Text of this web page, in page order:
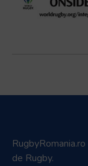
RugbyRomania.ro
de Rugby.